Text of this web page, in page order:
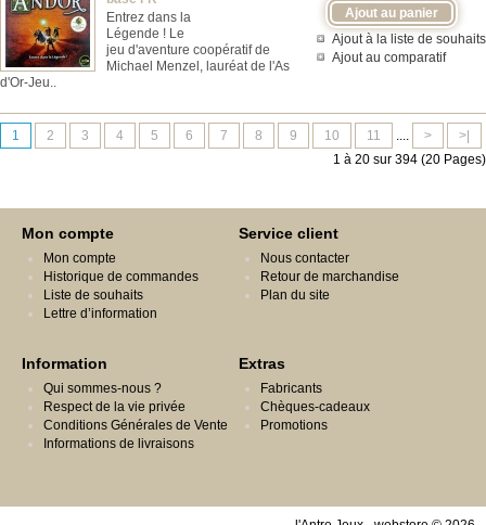
Ajout à la liste de souhaits
Ajout au comparatif
Entrez dans la
Légende ! Le
jeu d'aventure coopératif de
Michael Menzel, lauréat de l'As
d'Or-Jeu..
1 2 3 4 5 6 7 8 9 10 11 .... >
>|
1 à 20 sur 394 (20 Pages)
Mon compte
Mon compte
Historique de commandes
Liste de souhaits
Lettre d’information
Service client
Nous contacter
Retour de marchandise
Plan du site
Information
Qui sommes-nous ?
Respect de la vie privée
Conditions Générales de Vente
Informations de livraisons
Extras
Fabricants
Chèques-cadeaux
Promotions